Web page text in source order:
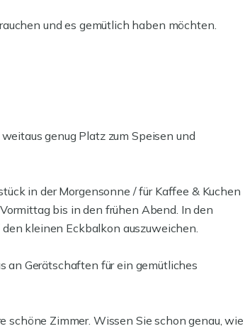
und es gemütlich haben möchten.
genug Platz zum Speisen und
in der Morgensonne / für Kaffee & Kuchen
bis in den frühen Abend. In den
kleinen Eckbalkon auszuweichen.
an Gerätschaften für ein gemütliches
Zimmer. Wissen Sie schon genau, wie